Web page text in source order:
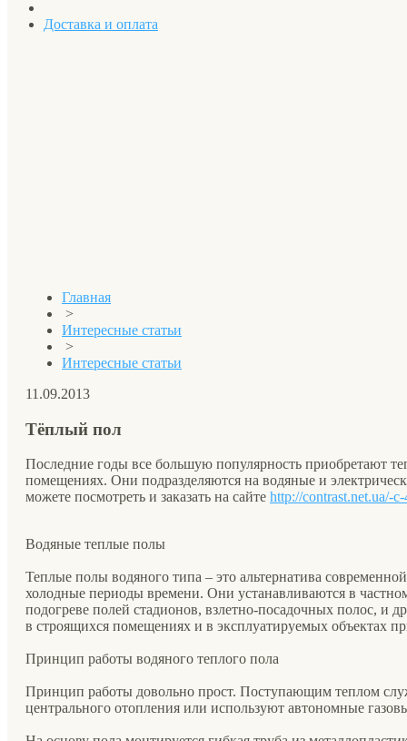
Доставка и оплата
Главная
>
Интересные статьи
>
Интересные статьи
11.09.2013
Тёплый пол
Последние годы все большую популярность приобретают
помещениях. Они подразделяются на водяные и
можете посмотреть и заказать на сайте http://contrast.net.ua/-
Водяные теплые полы
Теплые полы водяного типа – это альтернатива
холодные периоды времени. Они устанавливаются в
подогреве полей стадионов, взлетно-посадочных полос, и
в строящихся помещениях и в эксплуатируемых объектах
Принцип работы водяного теплого пола
Принцип работы довольно прост. Поступающим теплом
центрального отопления или используют автономные